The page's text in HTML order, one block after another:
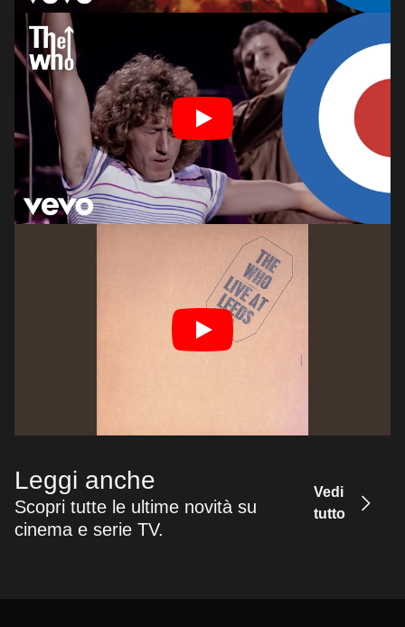
Leggi anche
Scopri tutte le ultime novità su
cinema e serie TV.
Vedi
tutto